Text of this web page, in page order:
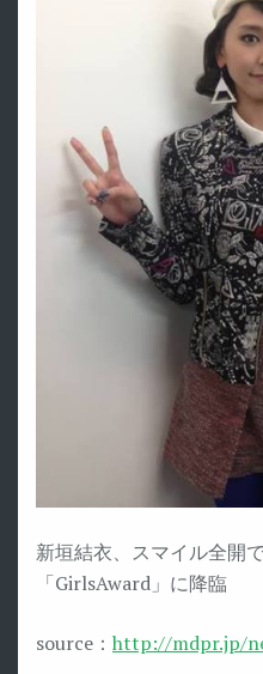
新垣結衣、スマイル全開
「GirlsAward」に降臨
source： http://mdpr.jp/